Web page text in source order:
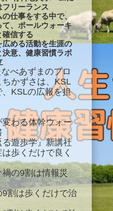
リーランス
仕事をする中で、
、ポールウォーキ
確信する
める活動を生涯の
意、健康習慣ラボ
べあずまのプロ
かずさは、KSL
KSLの広報を担
わる体幹ウォー
る遊歩学』新講社
歩くだけで良く
の9割は情報災
9割は歩くだけで治